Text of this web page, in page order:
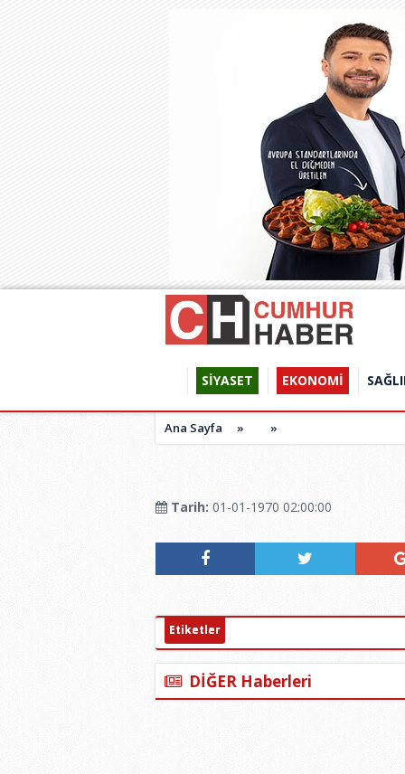
SİYASET EKONOMİ
Ana Sayfa » »
Tarih: 01-01-1970 02:00:00
Etiketler
DİĞER Haberleri